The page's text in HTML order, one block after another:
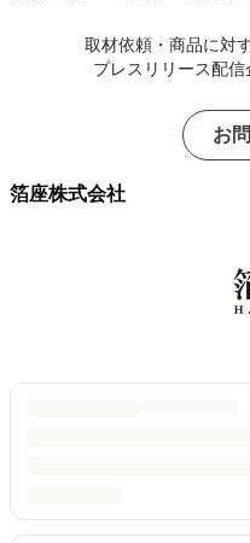
取材依頼・商品に対
プレスリリース配信
お
箔座株式会社